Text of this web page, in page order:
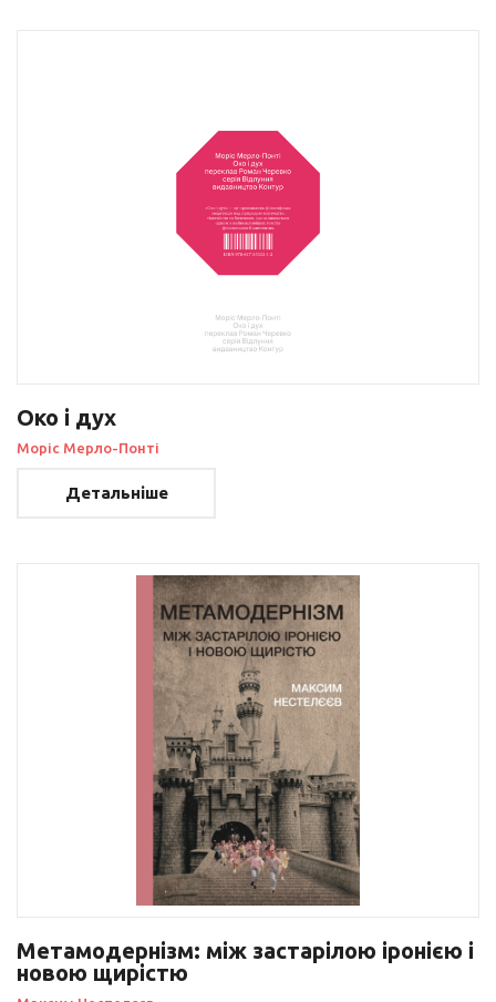
Око і дух
Моріс Мерло-Понті
Детальніше
Метамодернізм: між застарілою іронією і
новою щирістю